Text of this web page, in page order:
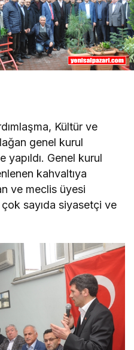
Kültür ve
genel kurul
yapıldı. Genel kurul
kahvaltıya
ve meclis üyesi
çok sayıda siyasetçi ve